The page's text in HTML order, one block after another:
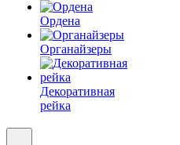
Ордена
Органайзеры
Декоративная
рейка